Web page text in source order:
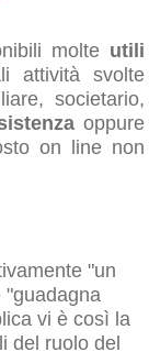
molte utili
attività svolte
societario,
oppure
on line non
"un
"guadagna
vi è così la
del ruolo del